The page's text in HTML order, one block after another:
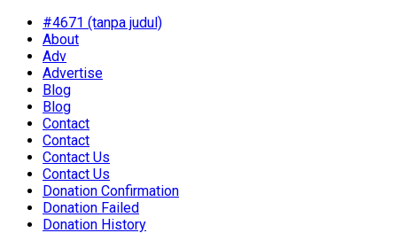
#4671 (tanpa judul)
About
Adv
Advertise
Blog
Blog
Contact
Contact
Contact Us
Contact Us
Donation Confirmation
Donation Failed
Donation History